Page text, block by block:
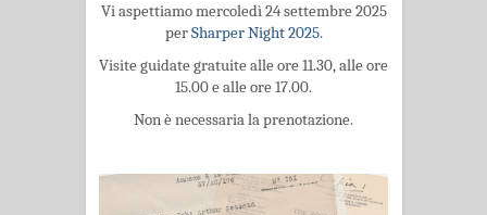
Vi aspettiamo mercoledì 24 settembre 2025
perSharper Night 2025.
Visite guidate gratuite alle ore 11.30, alle ore
15.00 e alle ore 17.00.
Non è necessaria la prenotazione.